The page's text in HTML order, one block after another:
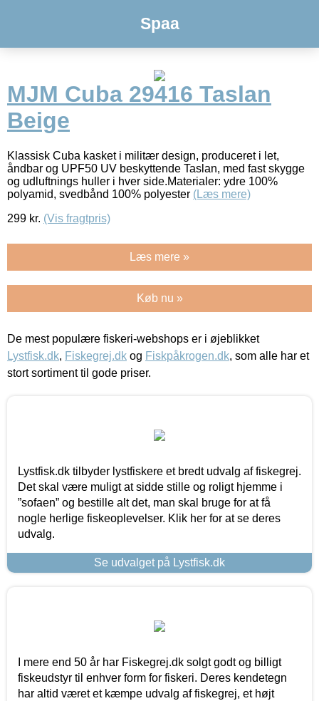
Spaa
MJM Cuba 29416 Taslan
Beige
Klassisk Cuba kasket i militær design, produceret i let,
åndbar og UPF50 UV beskyttende Taslan, med fast skygge
og udluftnings huller i hver side.Materialer: ydre 100%
polyamid, svedbånd 100% polyester (Læs mere)
299 kr. (Vis fragtpris)
Læs mere »
Køb nu »
De mest populære fiskeri-webshops er i øjeblikket
Lystfisk.dk, Fiskegrej.dk og Fiskpåkrogen.dk, som alle har et
stort sortiment til gode priser.
Lystfisk.dk tilbyder lystfiskere et bredt udvalg af fiskegrej.
Det skal være muligt at sidde stille og roligt hjemme i
”sofaen” og bestille alt det, man skal bruge for at få
nogle herlige fiskeoplevelser. Klik her for at se deres
udvalg.
Se udvalget på Lystfisk.dk
I mere end 50 år har Fiskegrej.dk solgt godt og billigt
fiskeudstyr til enhver form for fiskeri. Deres kendetegn
har altid været et kæmpe udvalg af fiskegrej, et højt